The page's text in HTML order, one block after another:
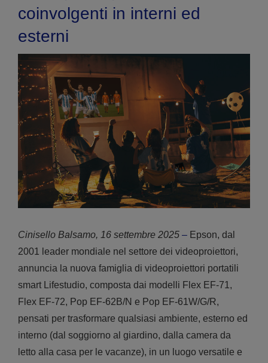
coinvolgenti in interni ed
esterni
Cinisello Balsamo, 16 settembre 2025 –Epson, dal
2001 leader mondiale nel settore dei videoproiettori,
annuncia la nuova famiglia di videoproiettori portatili
smart Lifestudio, composta dai modelli Flex EF-71,
Flex EF-72, Pop EF-62B/N e Pop EF-61W/G/R,
pensati per trasformare qualsiasi ambiente, esterno ed
interno (dal soggiorno al giardino, dalla camera da
letto alla casa per le vacanze), in un luogo versatile e